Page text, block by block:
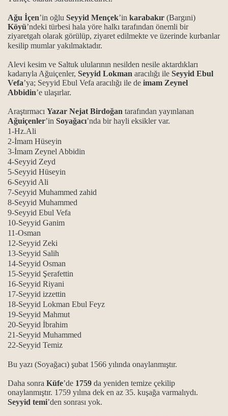
Ağu İçen’in oğlu Seyyid Mençek’in karabakır (Bargıni)
Köyü’ndeki türbesi hala yöre halkı tarafından önemli bir
ziyaretgah olarak görülüp, ziyaret edilmekte ve üzerinde kurbanlar
kesilip mumlar yakılmaktadır.
Alevi kesim ve Saltuk ulularının nesilden nesile aktardıkları
kadarıyla Ağuiçenler, Seyyid Lokman aracılığı ile Seyyid Ebul
Vefa’ya; Seyyid Ebul Vefa aracılığı ile de imam Zeynel
Abbidin’e ulaşırlar.
Araştırmacı Yazar Nejat Birdoğan tarafından yayınlanan
Ağuiçenler’in Soyağacı’nda bir hayli eksikler var.
1-Hz.Ali
2-İmam Hüseyin
3-İmam Zeynel Abbidin
4-Seyyid Zeyd
5-Seyyid Hüseyin
6-Seyyid Ali
7-Seyyid Muhammed zahid
8-Seyyid Muhammed
9-Seyyid Ebul Vefa
10-Seyyid Ganim
11-Osman
12-Seyyid Zeki
13-Seyyid Salih
14-Seyyid Osman
15-Seyyid Şerafettin
16-Seyyid Riyani
17-Seyyid izzettin
18-Seyyid Lokman Ebul Feyz
19-Seyyid Mahmut
20-Seyyid İbrahim
21-Seyyid Muhammed
22-Seyyid Temiz
Bu yazı (Soyağacı) şubat 1566 yılında onaylanmıştır.
Daha sonra Küfe’de 1759 da yeniden temize çekilip
onaylanmıştır. 1759 yılına dek en az 35. kuşağa varmalıydı.
Seyyid temi’den sonrası yok.